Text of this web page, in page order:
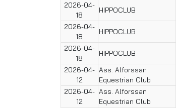
2026-04-
18
HIPPOCLUB
2026-04-
18
HIPPOCLUB
2026-04-
18
HIPPOCLUB
2026-04-
12
Ass. Alforssan
Equestrian Club
2026-04-
12
Ass. Alforssan
Equestrian Club